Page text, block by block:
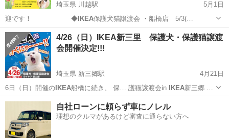
埼玉県 川越駅
5月1日
迎です！ ◆IKEA保護犬猫譲渡会 ・船橋店 5/3(…
埼玉 川越市 川越駅 その他
4/26（日）IKEA新三里 保護犬・保護猫譲渡
会開催決定!!!
埼玉県 新三郷駅
4月21日
6日（日）開催のIKEA船橋に続き、 保… 護猫譲渡会in IKEA新三郷 今
年も開… 15時 会場IKEA 新三鄉エントラン… _ _)m #IKEA新三郷＃保
埼玉 三郷市 新三郷駅 その他
自社ローンに頼らず車にノレル
理想のクルマがあるけど審査に通らない方へ